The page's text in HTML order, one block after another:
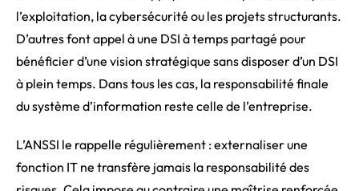
l’exploitation, la cybersécurité ou les projets structurants.
D’autres font appel à une DSI à temps partagé pour
bénéficier d’une vision stratégique sans disposer d’un DSI
à plein temps. Dans tous les cas, la responsabilité finale
du système d’information reste celle de l’entreprise.
L’ANSSI le rappelle régulièrement : externaliser une
fonction IT ne transfère jamais la responsabilité des